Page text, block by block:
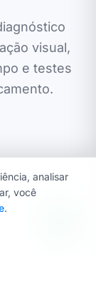
visual,
e testes
analisar
você
.